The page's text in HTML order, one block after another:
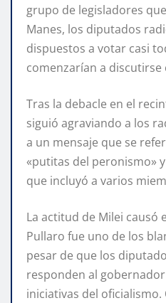
grupo de legisladores
Manes, los diputados
dispuestos a votar casi
comenzarían a discutirse
Tras la debacle en el
siguió agraviando a los
a un mensaje que se
«putitas del peronismo»
que incluyó a varios
La actitud de Milei causó
Pullaro fue uno de los
pesar de que los
responden al
iniciativas del